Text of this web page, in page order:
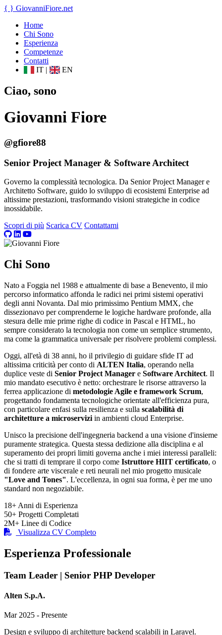
{ } GiovanniFiore.net
Home
Chi Sono
Esperienza
Competenze
Contatti
IT | EN
Ciao, sono
Giovanni Fiore
@gfiore88
Senior Project Manager & Software Architect
Governo la complessità tecnologica. Da Senior Project Manager e
Architetto Software, guido lo sviluppo di ecosistemi Enterprise ad
altissime prestazioni, trasformando visioni strategiche in codice
inossidabile.
Scopri di più Scarica CV Contattami
Chi Sono
Nato a Foggia nel 1988 e attualmente di base a Benevento, il mio
percorso informatico affonda le radici nei primi sistemi operativi
degli anni Novanta. Dal mio primissimo Pentium MMX, che
dissezionavo per comprenderne le logiche hardware profonde, alla
stesura delle mie prime righe di codice in Pascal e HTML, ho
sempre considerato la tecnologia non come un semplice strumento,
ma come la grammatica universale per risolvere problemi complessi.
Oggi, all'età di 38 anni, ho il privilegio di guidare sfide IT ad
altissima criticità per conto di ALTEN Italia, operando nella
duplice veste di Senior Project Manager e Software Architect. Il
mio mandato esecutivo è netto: orchestrare le risorse attraverso la
ferrea applicazione di metodologie Agile e framework Scrum,
progettando fondamenta tecnologiche orientate all'efficienza pura,
con particolare enfasi sulla resilienza e sulla scalabilità di
architetture a microservizi in ambienti cloud Enterprise.
Unisco la precisione dell'ingegneria backend a una visione d'insieme
puramente strategica. Questa stessa dedizione alla disciplina e al
superamento dei propri limiti governa anche i miei interessi paralleli:
che si tratti di temprare il corpo come Istruttore HIIT certificato, o
di fondere arte viscerale e reti neurali nel mio progetto musicale
"Love and Tones". L'eccellenza, in ogni sua forma, è per me uno
standard non negoziabile.
18+ Anni di Esperienza
50+ Progetti Completati
2M+ Linee di Codice
Visualizza CV Completo
Esperienza Professionale
Team Leader | Senior PHP Developer
Alten S.p.A.
Mar 2025 - Presente
Design e sviluppo di architetture backend scalabili in Laravel.